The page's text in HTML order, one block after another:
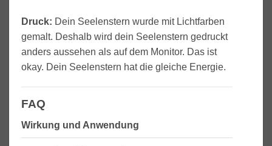
Druck: Dein Seelenstern wurde mit Lichtfarben
gemalt. Deshalb wird dein Seelenstern gedruckt
anders aussehen als auf dem Monitor. Das ist
okay. Dein Seelenstern hat die gleiche Energie.
FAQ
Wirkung und Anwendung